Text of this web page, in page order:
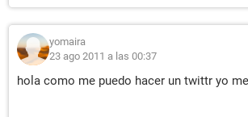
yomaira
23 ago 2011 a las 00:37
hola como me puedo hacer un twittr yo